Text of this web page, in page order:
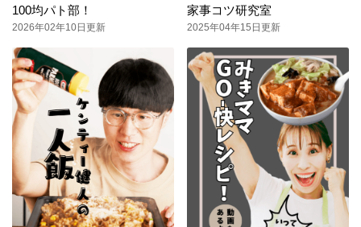
100均パト部！
2026年02年10日更新
家事コツ研究室
2025年04年15日更新